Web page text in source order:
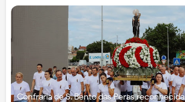
Confraria de S. Bento das Peras reconhecida